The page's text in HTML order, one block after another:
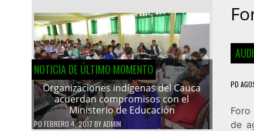
NOTICIA DE ÚLTIMO MOMENTO
Organizaciones indígenas del Cauca
acuerdan compromisos con el
Ministerio de Educación
PD FEBRERO 4, 2017 BYADMIN
PD
de